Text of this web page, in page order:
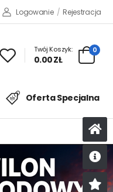
Logowanie / Rejestracja
Twój Koszyk:
0.00 ZŁ
0
Oferta Specjalna